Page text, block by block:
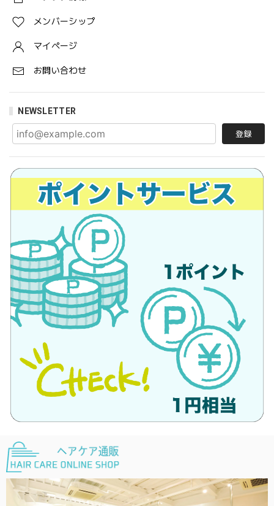
メンバーシップ
マイページ
お問い合わせ
NEWSLETTER
登録